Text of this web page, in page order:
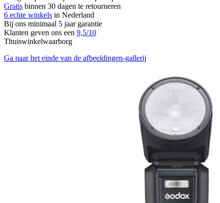
Gratis binnen 30 dagen te retourneren
6 echte winkels in Nederland
Bij ons minimaal 5 jaar garantie
Klanten geven ons een 9,5/10
Thuiswinkelwaarborg
Ga naar het einde van de afbeeldingen-gallerij